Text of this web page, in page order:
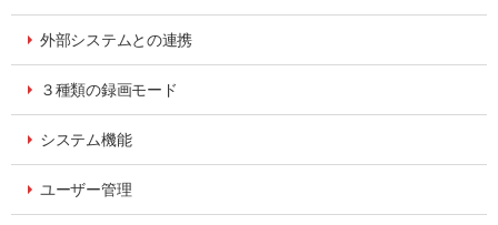
外部システムとの連携
３種類の録画モード
システム機能
ユーザー管理